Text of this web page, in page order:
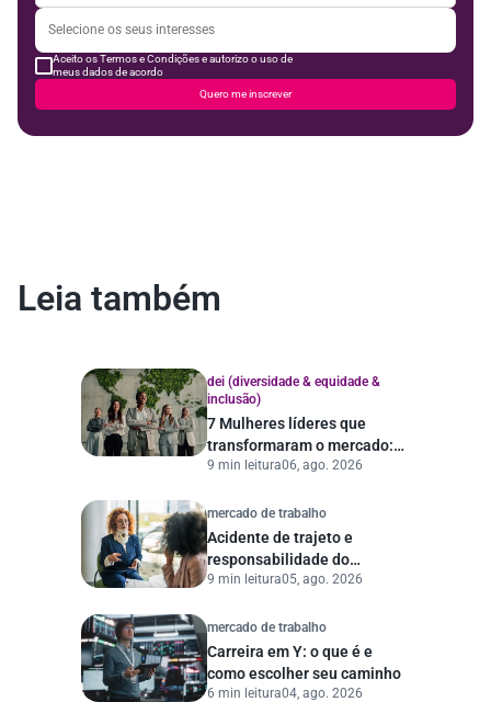
Aceito os Termos e Condições e autorizo o uso de
meus dados de acordo
Quero me inscrever
Leia também
dei (diversidade & equidade &
inclusão)
7 Mulheres líderes que
transformaram o mercado:
histórias e lições
9 min leitura06, ago. 2026
mercado de trabalho
Acidente de trajeto e
responsabilidade do
empregador
9 min leitura05, ago. 2026
mercado de trabalho
Carreira em Y: o que é e
como escolher seu caminho
6 min leitura04, ago. 2026